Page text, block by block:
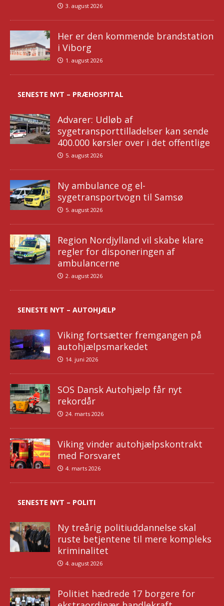
3. august 2026
Her er den kommende brandstation
i Viborg
1. august 2026
SENESTE NYT – PRÆHOSPITAL
Advarer: Udløb af
sygetransporttilladelser kan sende
400.000 kørsler over i det offentlige
5. august 2026
Ny ambulance og el-
sygetransportvogn til Samsø
5. august 2026
Region Nordjylland vil skabe klare
regler for disponeringen af
ambulancerne
2. august 2026
SENESTE NYT – AUTOHJÆLP
Viking fortsætter fremgangen på
autohjælpsmarkedet
14. juni 2026
SOS Dansk Autohjælp får nyt
rekordår
24. marts 2026
Viking vinder autohjælpskontrakt
med Forsvaret
4. marts 2026
SENESTE NYT – POLITI
Ny treårig politiuddannelse skal
ruste betjentene til mere kompleks
kriminalitet
4. august 2026
Politiet hædrede 17 borgere for